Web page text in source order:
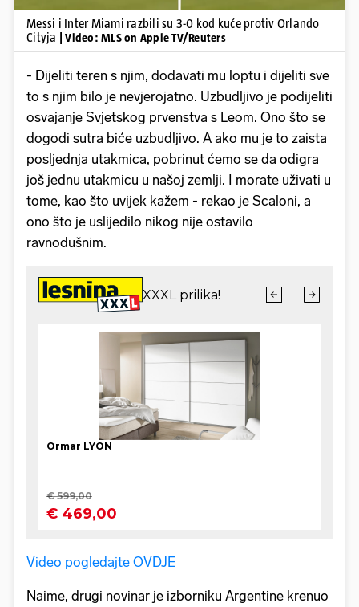
Messi i Inter Miami razbili su 3-0 kod kuće protiv Orlando
Cityja
| Video: MLS on Apple TV/Reuters
- Dijeliti teren s njim, dodavati mu loptu i dijeliti sve
to s njim bilo je nevjerojatno. Uzbudljivo je podijeliti
osvajanje Svjetskog prvenstva s Leom. Ono što se
dogodi sutra biće uzbudljivo. A ako mu je to zaista
posljednja utakmica, pobrinut ćemo se da odigra
još jednu utakmicu u našoj zemlji. I morate uživati u
tome, kao što uvijek kažem - rekao je Scaloni, a
ono što je uslijedilo nikog nije ostavilo
ravnodušnim.
Video pogledajte OVDJE
Naime, drugi novinar je izborniku Argentine krenuo